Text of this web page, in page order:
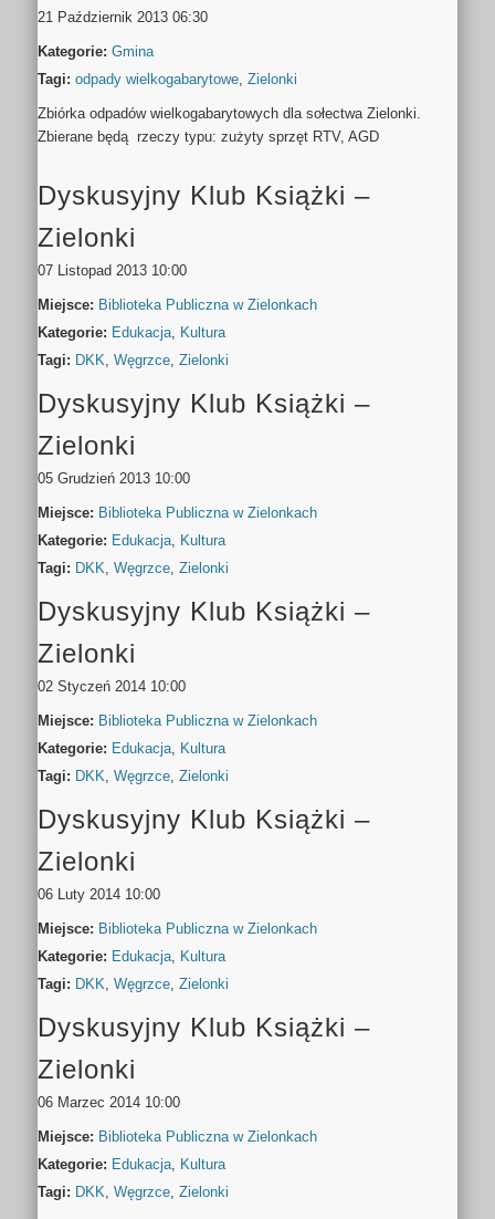
21 Październik 2013 06:30
Kategorie: Gmina
Tagi: odpady wielkogabarytowe, Zielonki
Zbiórka odpadów wielkogabarytowych dla sołectwa Zielonki.
Zbierane będą rzeczy typu: zużyty sprzęt RTV, AGD
Dyskusyjny Klub Książki –
Zielonki
07 Listopad 2013 10:00
Miejsce: Biblioteka Publiczna w Zielonkach
Kategorie: Edukacja, Kultura
Tagi: DKK, Węgrzce, Zielonki
Dyskusyjny Klub Książki –
Zielonki
05 Grudzień 2013 10:00
Miejsce: Biblioteka Publiczna w Zielonkach
Kategorie: Edukacja, Kultura
Tagi: DKK, Węgrzce, Zielonki
Dyskusyjny Klub Książki –
Zielonki
02 Styczeń 2014 10:00
Miejsce: Biblioteka Publiczna w Zielonkach
Kategorie: Edukacja, Kultura
Tagi: DKK, Węgrzce, Zielonki
Dyskusyjny Klub Książki –
Zielonki
06 Luty 2014 10:00
Miejsce: Biblioteka Publiczna w Zielonkach
Kategorie: Edukacja, Kultura
Tagi: DKK, Węgrzce, Zielonki
Dyskusyjny Klub Książki –
Zielonki
06 Marzec 2014 10:00
Miejsce: Biblioteka Publiczna w Zielonkach
Kategorie: Edukacja, Kultura
Tagi: DKK, Węgrzce, Zielonki